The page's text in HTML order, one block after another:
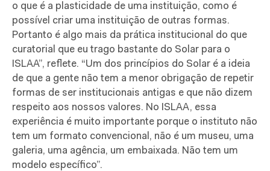
o que é a plasticidade de uma instituição, como é
possível criar uma instituição de outras formas.
Portanto é algo mais da prática institucional do que
curatorial que eu trago bastante do Solar para o
ISLAA”, reflete. “Um dos princípios do Solar é a ideia
de que a gente não tem a menor obrigação de repetir
formas de ser institucionais antigas e que não dizem
respeito aos nossos valores. No ISLAA, essa
experiência é muito importante porque o instituto não
tem um formato convencional, não é um museu, uma
galeria, uma agência, um embaixada. Não tem um
modelo específico”.